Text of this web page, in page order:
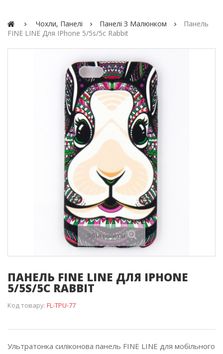
Чохли, Панелі Панелі З Малюнком
Панель
FINE LINE Для IPhone 5/5s/5c Rabbit
Збільшити
ПАНЕЛЬ FINE LINE ДЛЯ IPHONE
5/5S/5C RABBIT
Код товару: FL-TPU-77
Ультратонка силіконова панель FINE LINE для мобільного